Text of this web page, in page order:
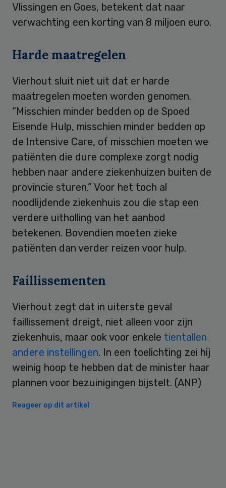
Vlissingen en Goes, betekent dat naar
verwachting een korting van 8 miljoen euro.
Harde maatregelen
Vierhout sluit niet uit dat er harde
maatregelen moeten worden genomen.
“Misschien minder bedden op de Spoed
Eisende Hulp, misschien minder bedden op
de Intensive Care, of misschien moeten we
patiënten die dure complexe zorgt nodig
hebben naar andere ziekenhuizen buiten de
provincie sturen.” Voor het toch al
noodlijdende ziekenhuis zou die stap een
verdere uitholling van het aanbod
betekenen. Bovendien moeten zieke
patiënten dan verder reizen voor hulp.
Faillissementen
Vierhout zegt dat in uiterste geval
faillissement dreigt, niet alleen voor zijn
ziekenhuis, maar ook voor enkele tientallen
andere instellingen. In een toelichting zei hij
weinig hoop te hebben dat de minister haar
plannen voor bezuinigingen bijstelt. (ANP)
Reageer op dit artikel